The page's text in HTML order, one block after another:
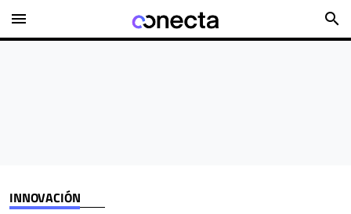
menu search
INNOVACIÓN